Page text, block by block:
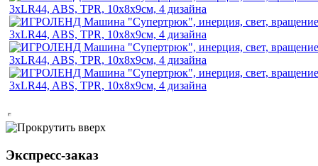
Экспресс-заказ